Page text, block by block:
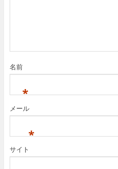
名前
*
メール
*
サイト